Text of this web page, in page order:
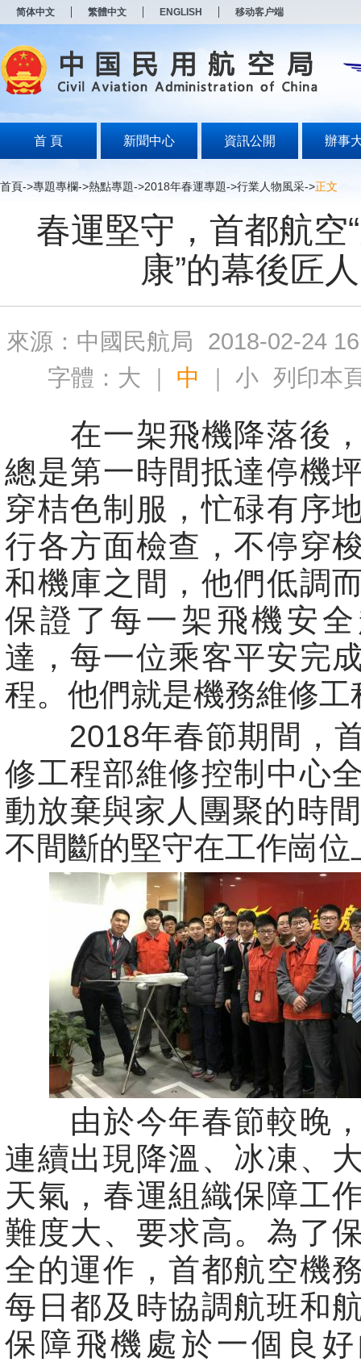
简体中文 繁體中文 ENGLISH 移动客户端
首 頁 新聞中心 資訊公開 辦事
首頁->專題專欄->熱點專題->2018年春運專題->行業人物風采->正文
春運堅守，首都航空
康”的幕後匠人
來源：中國民航局
2018-02-24
字體： 大 ｜ 中 ｜小 列印本
在一架飛機降落後，
總是第一時間抵達停機
穿桔色制服，忙碌有序
行各方面檢查，不停穿
和機庫之間，他們低調
保證了每一架飛機安
達，每一位乘客平安完
程。他們就是機務維修工
2018年春節期間，
修工程部維修控制中心
動放棄與家人團聚的時
不間斷的堅守在工作崗位
由於今年春節較晚，
連續出現降溫、冰凍、
天氣，春運組織保障工
難度大、要求高。為了
全的運作，首都航空機
每日都及時協調航班和
保障飛機處於一個良
打
开
无
障
说
按
Alt
盲
式